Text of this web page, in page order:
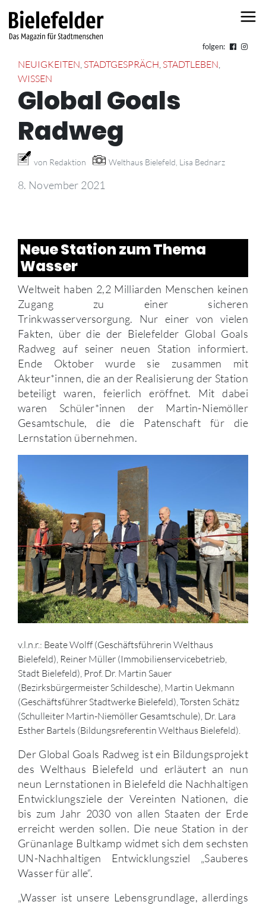
folgen:
NEUIGKEITEN, STADTGESPRÄCH, STADTLEBEN,
WISSEN
Global Goals
Radweg
von Redaktion Welthaus Bielefeld, Lisa Bednarz
8. November 2021
Neue Station zum Thema
Wasser
Weltweit haben 2,2 Milliarden Menschen keinen
Zugang zu einer sicheren
Trinkwasserversorgung. Nur einer von vielen
Fakten, über die der Bielefelder Global Goals
Radweg auf seiner neuen Station informiert.
Ende Oktober wurde sie zusammen mit
Akteur*innen, die an der Realisierung der Station
beteiligt waren, feierlich eröffnet. Mit dabei
waren Schüler*innen der Martin-Niemöller
Gesamtschule, die die Patenschaft für die
Lernstation übernehmen.
v.l.n.r.: Beate Wolff (Geschäftsführerin Welthaus
Bielefeld), Reiner Müller (Immobilienservicebetrieb,
Stadt Bielefeld), Prof. Dr. Martin Sauer
(Bezirksbürgermeister Schildesche), Martin Uekmann
(Geschäftsführer Stadtwerke Bielefeld), Torsten Schätz
(Schulleiter Martin-Niemöller Gesamtschule), Dr. Lara
Esther Bartels (Bildungsreferentin Welthaus Bielefeld).
Der Global Goals Radweg ist ein Bildungsprojekt
des Welthaus Bielefeld und erläutert an nun
neun Lernstationen in Bielefeld die Nachhaltigen
Entwicklungsziele der Vereinten Nationen, die
bis zum Jahr 2030 von allen Staaten der Erde
erreicht werden sollen. Die neue Station in der
Grünanlage Bultkamp widmet sich dem sechsten
UN-Nachhaltigen Entwicklungsziel „Sauberes
Wasser für alle“.
„Wasser ist unsere Lebensgrundlage, allerdings